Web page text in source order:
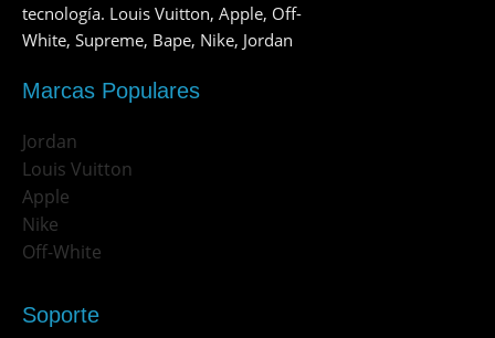
tecnología. Louis Vuitton, Apple, Off-
White, Supreme, Bape, Nike, Jordan
Marcas Populares
Jordan
Louis Vuitton
Apple
Nike
Off-White
Soporte